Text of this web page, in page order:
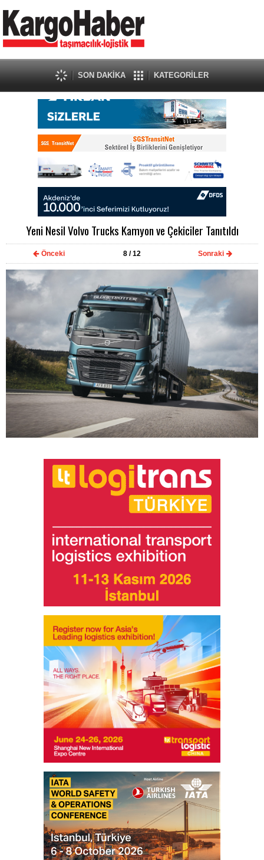
SON DAKİKA KATEGORİLER
Yeni Nesil Volvo Trucks Kamyon ve Çekiciler Tanıtıldı
Önceki 8/ 12 Sonraki